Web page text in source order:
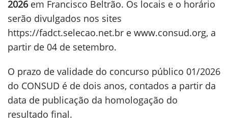
2026 em Francisco Beltrão. Os locais e o horário
serão divulgados nos sites
https://fadct.selecao.net.br e www.consud.org, a
partir de 04 de setembro.
O prazo de validade do concurso público 01/2026
do CONSUD é de dois anos, contados a partir da
data de publicação da homologação do
resultado final.